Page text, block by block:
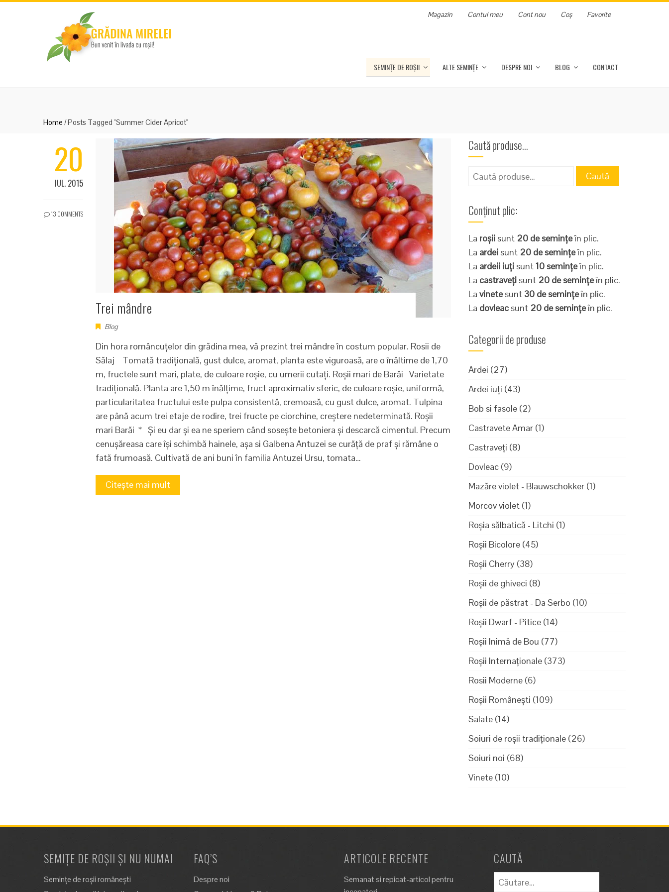
Favorite
Coș
Cont nou
Contul meu
Magazin
SEMINȚE DE ROȘII ALTE SEMINȚE DESPRE NOI BLOG CONTACT
Home /Posts Tagged "Summer Cider Apricot"
20
IUL. 2015
13 COMMENTS
Trei mândre
Blog
Din hora româncuțelor din grădina mea, vă prezint trei mândre în costum popular. Rosii de
Sălaj Tomată tradițională, gust dulce, aromat, planta este viguroasă, are o înăltime de 1,70
m, fructele sunt mari, plate, de culoare roșie, cu umerii cutați. Roșii mari de Barăi Varietate
tradițională. Planta are 1,50 m înălțime, fruct aproximativ sferic, de culoare roșie, uniformă,
particularitatea fructului este pulpa consistentă, cremoasă, cu gust dulce, aromat. Tulpina
are până acum trei etaje de rodire, trei fructe pe ciorchine, creștere nedeterminată. Roșii
mari Barăi * Și eu dar și ea ne speriem când sosește betoniera și descarcă cimentul. Precum
cenușăreasa care își schimbă hainele, așa si Galbena Antuzei se curăță de praf și rămâne o
fată frumoasă. Cultivată de ani buni în familia Antuzei Ursu, tomata…
Citește mai mult
Caută produse…
Caută
Caută
Conținut plic:
La roșii sunt 20 de semințeîn plic.
La ardei sunt 20 de semințeîn plic.
La ardeii iuți sunt10 semințeîn plic.
La castraveți sunt 20 de semințeîn plic.
Lavinetesunt 30 de semințeîn plic.
La dovleac sunt 20 de semințeîn plic.
Categorii de produse
Ardei (27)
Ardei iuți (43)
Bob si fasole (2)
Castravete Amar (1)
Castraveți (8)
Dovleac (9)
Mazăre violet - Blauwschokker (1)
Morcov violet (1)
Roșia sălbatică - Litchi (1)
Roșii Bicolore (45)
Roșii Cherry (38)
Roșii de ghiveci (8)
Roșii de păstrat - Da Serbo (10)
Roșii Dwarf - Pitice (14)
Roșii Inimă de Bou (77)
Roșii Internaționale (373)
Rosii Moderne (6)
Roșii Românești (109)
Salate (14)
Soiuri de roșii tradiționale (26)
Soiuri noi (68)
Vinete (10)
SEMIȚE DE ROȘII ȘI NU NUMAI
Semințe de roșii românești
FAQ’S
Despre noi
ARTICOLE RECENTE
Semanat si repicat-articol pentru
CAUTĂ
Caută